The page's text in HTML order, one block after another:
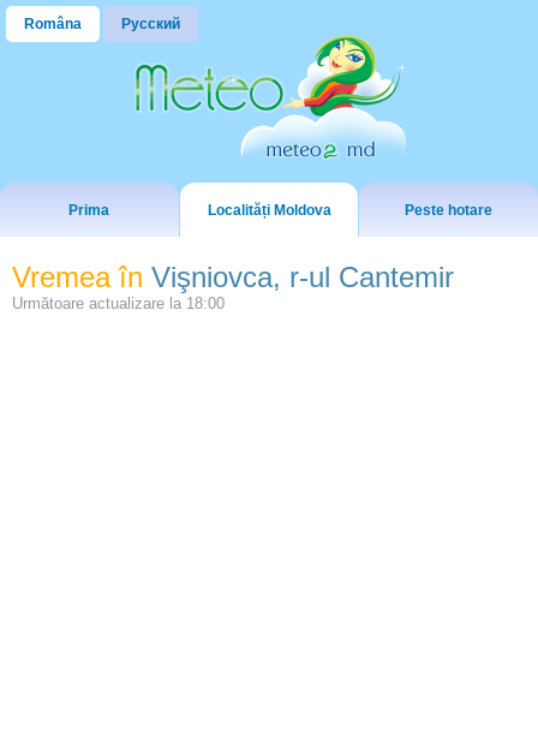
Româna Русский
Prima Localități Moldova Peste hotare
Vremea în Vişniovca, r-ul Cantemir
Următoare actualizare la 18:00